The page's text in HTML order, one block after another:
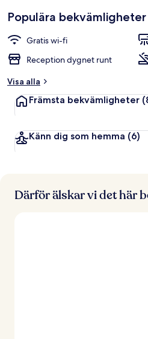
Populära bekvämligheter
Gratis wi-fi
Reception dygnet runt
Visa alla
Främsta bekvämligheter
Känn dig som hemma (6)
Därför älskar vi det här